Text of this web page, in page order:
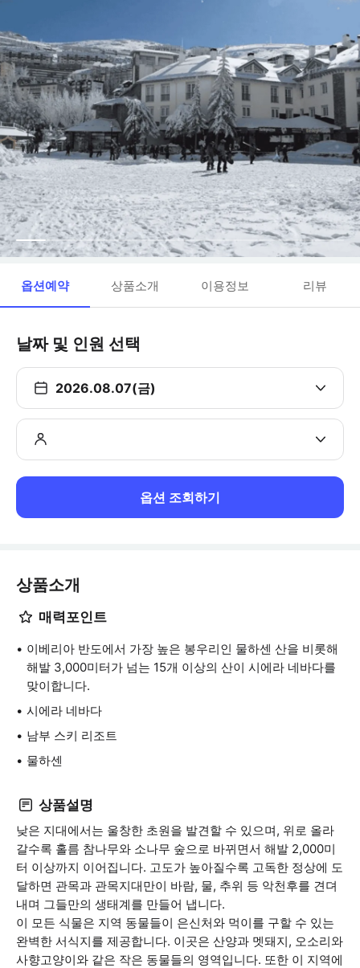
옵션예약 상품소개 이용정보 리뷰
날짜 및 인원 선택
2026.08.07(금)
옵션 조회하기
상품소개
매력포인트
이베리아 반도에서 가장 높은 봉우리인 물하센 산을 비롯해
해발 3,000미터가 넘는 15개 이상의 산이 시에라 네바다를
맞이합니다.
시에라 네바다
남부 스키 리조트
물하센
상품설명
낮은 지대에서는 울창한 초원을 발견할 수 있으며, 위로 올라
갈수록 홀름 참나무와 소나무 숲으로 바뀌면서 해발 2,000미
터 이상까지 이어집니다. 고도가 높아질수록 고독한 정상에 도
달하면 관목과 관목지대만이 바람, 물, 추위 등 악천후를 견뎌
내며 그들만의 생태계를 만들어 냅니다.
이 모든 식물은 지역 동물들이 은신처와 먹이를 구할 수 있는
완벽한 서식지를 제공합니다. 이곳은 산양과 멧돼지, 오소리와
사향고양이와 같은 작은 동물들의 영역입니다. 또한 이 지역에